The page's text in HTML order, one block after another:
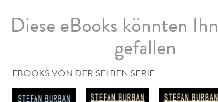
Diese eBooks könnten
gefallen
EBOOKS VON DER SELBEN SERIE